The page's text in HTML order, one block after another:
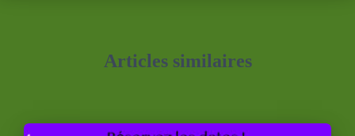
Articles similaires